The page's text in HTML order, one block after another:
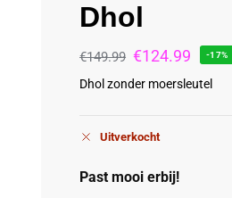
Dhol
€149.99 €124.99 -17%
Dhol zonder moersleutel
Uitverkocht
Past mooi erbij!